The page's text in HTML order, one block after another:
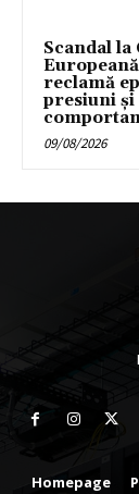
Scandal la
reclamă
presiuni și
09/08/2026
Homepage